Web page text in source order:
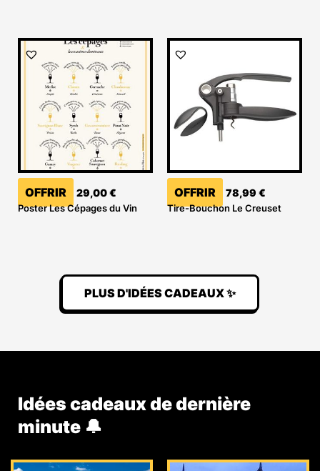
OFFRIR 29,00€
Poster Les Cépages du Vin
OFFRIR 78,99 €
Tire-Bouchon Le Creuset
PLUS D'IDÉES CADEAUX ✨
Idées cadeaux de dernière
minute 🔔